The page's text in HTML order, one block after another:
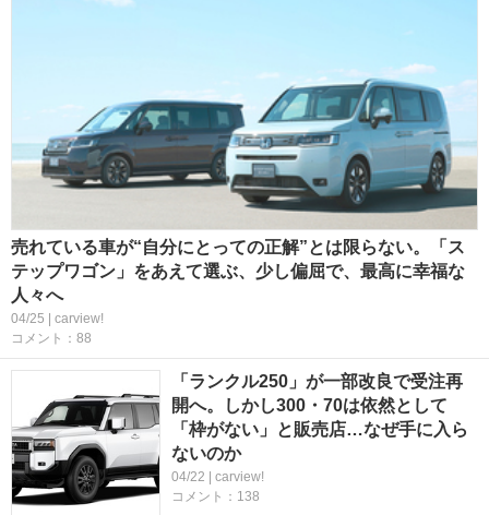
売れている車が“自分にとっての正解”とは限らない。「ス
テップワゴン」をあえて選ぶ、少し偏屈で、最高に幸福な
人々へ
04/25 | carview!
コメント：88
「ランクル250」が一部改良で受注再
開へ。しかし300・70は依然として
「枠がない」と販売店…なぜ手に入ら
ないのか
04/22 | carview!
コメント：138